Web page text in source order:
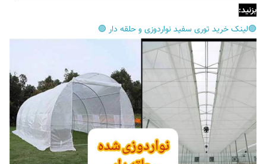
بزنید:
🟣لینک خرید توری سفید نواردوزی و حلقه دار 🟣